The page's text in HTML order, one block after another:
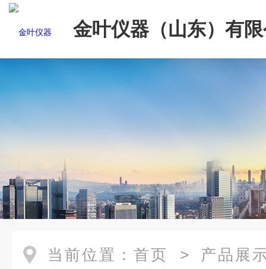
金叶仪器（山东）有
当前位置： 首页 > 产品展